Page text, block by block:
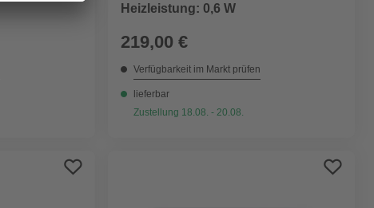
Heizleistung: 0,6 W
219,00 €
Verfügbarkeit im Markt prüfen
lieferbar
Zustellung 18.08. - 20.08.